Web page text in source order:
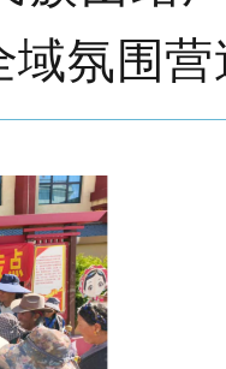
域氛围